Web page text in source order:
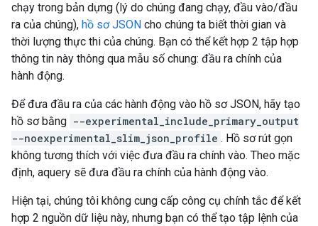
chạy trong bản dựng (lý do chúng đang chạy, đầu vào/đầu
ra của chúng), hồ sơ JSON cho chúng ta biết thời gian và
thời lượng thực thi của chúng. Bạn có thể kết hợp 2 tập hợp
thông tin này thông qua mẫu số chung: đầu ra chính của
hành động.
Để đưa đầu ra của các hành động vào hồ sơ JSON, hãy tạo
hồ sơ bằng --experimental_include_primary_output
--noexperimental_slim_json_profile . Hồ sơ rút gọn
không tương thích với việc đưa đầu ra chính vào. Theo mặc
định, aquery sẽ đưa đầu ra chính của hành động vào.
Hiện tại, chúng tôi không cung cấp công cụ chính tắc để kết
hợp 2 nguồn dữ liệu này, nhưng bạn có thể tạo tập lệnh của